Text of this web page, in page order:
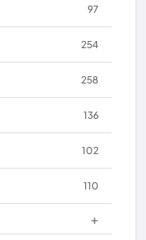
97
254
258
136
102
110
+